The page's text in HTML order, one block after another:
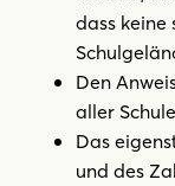
dass keine
Den
aller
Das
und des